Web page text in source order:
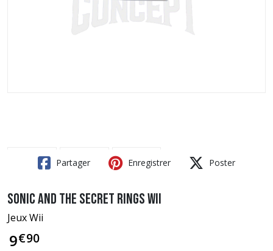
Partager Enregistrer Poster
Sonic and the Secret Rings Wii
Jeux Wii
9€90